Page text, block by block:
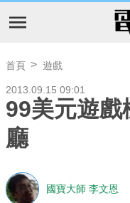
首頁 遊戲
2013.09.15 09:01
99美元遊戲
廳
國寶大師 李文恩